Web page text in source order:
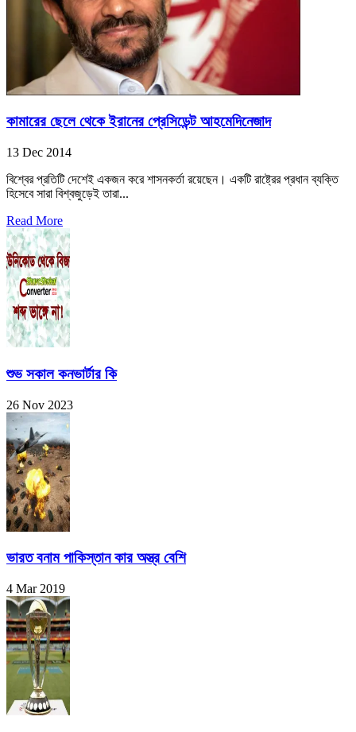
কামারের ছেলে থেকে ইরানের প্রেসিডেন্ট আহমেদিনেজাদ
13 Dec 2014
বিশ্বের প্রতিটি দেশেই একজন করে শাসনকর্তা রয়েছেন। একটি রাষ্ট্রের প্রধান ব্যক্তি
হিসেবে সারা বিশ্বজুড়েই তারা...
Read More
শুভ সকাল কনভার্টার কি
26 Nov 2023
ভারত বনাম পাকিস্তান কার অস্ত্র বেশি
4 Mar 2019